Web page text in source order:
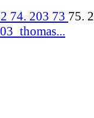
74. 203 73 75.